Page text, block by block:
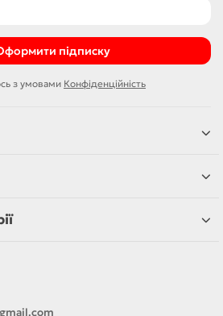
підписку
з умовами Конфіденційність